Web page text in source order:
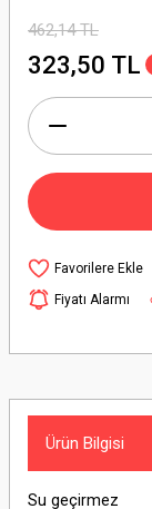
462,14 TL
323,50 TL
Fiyatı Alarmı
Ürün Bilgisi
Su geçirmez